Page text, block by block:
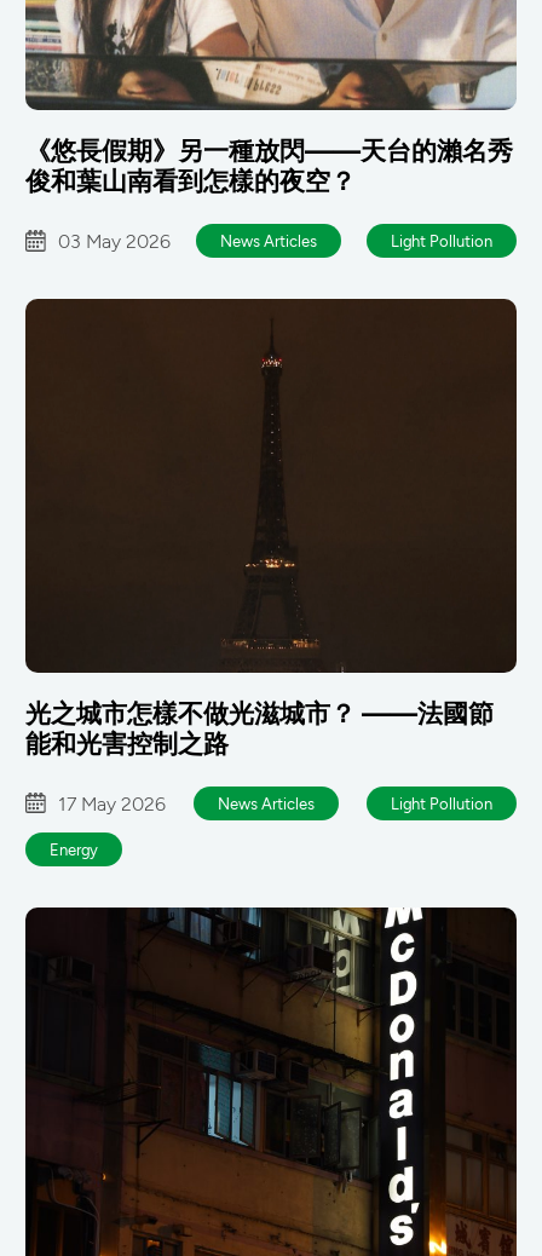
《悠長假期》另一種放閃——天台的瀨名秀
俊和葉山南看到怎樣的夜空？
03 May 2026 News Articles Light Pollution
光之城市怎樣不做光滋城市？ ——法國節
能和光害控制之路
17 May 2026 News Articles Light Pollution
Energy